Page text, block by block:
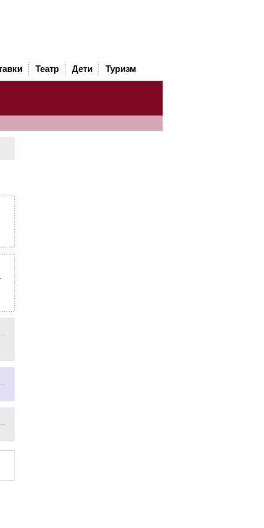
Театр Дети Туризм